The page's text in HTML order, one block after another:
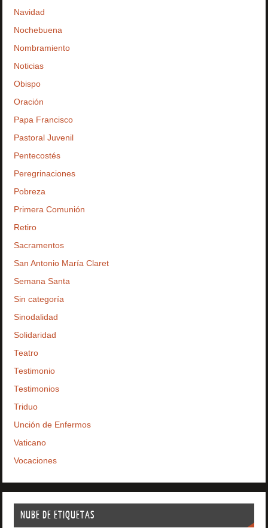
Navidad
Nochebuena
Nombramiento
Noticias
Obispo
Oración
Papa Francisco
Pastoral Juvenil
Pentecostés
Peregrinaciones
Pobreza
Primera Comunión
Retiro
Sacramentos
San Antonio María Claret
Semana Santa
Sin categoría
Sinodalidad
Solidaridad
Teatro
Testimonio
Testimonios
Triduo
Unción de Enfermos
Vaticano
Vocaciones
NUBE DE ETIQUETAS